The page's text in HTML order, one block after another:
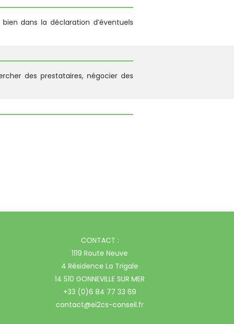
dans la déclaration d’éventuels
des prestataires, négocier des
CONTACT :
1119 Route Neuve
4 Résidence La Trigale
14 510 GONNEVILLE SUR MER
+33 (0)6 84 77 33 69
contact@ei2cs-conseil.fr